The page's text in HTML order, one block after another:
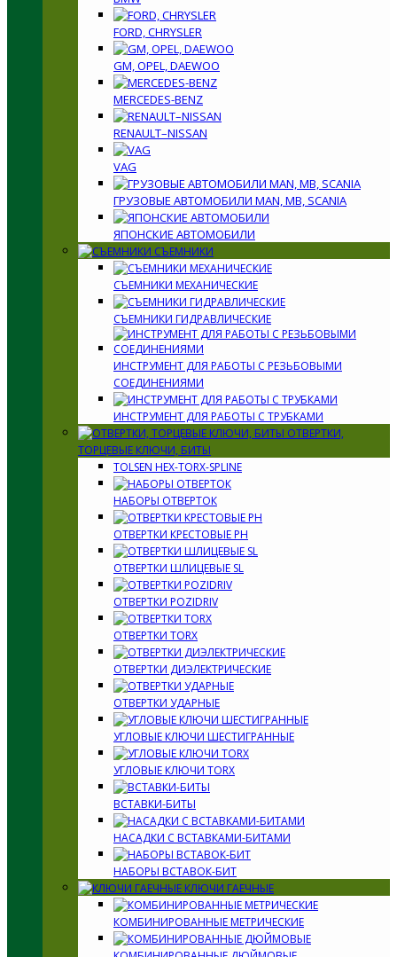
FORD, CHRYSLER
GM, OPEL, DAEWOO
MERCEDES-BENZ
RENAULT–NISSAN
VAG
ГРУЗОВЫЕ АВТОМОБИЛИ MAN, MB, SCANIA
ЯПОНСКИЕ АВТОМОБИЛИ
СЪЕМНИКИ
СЪЕМНИКИ МЕХАНИЧЕСКИЕ
СЪЕМНИКИ ГИДРАВЛИЧЕСКИЕ
ИНСТРУМЕНТ ДЛЯ РАБОТЫ С РЕЗЬБОВЫМИ
СОЕДИНЕНИЯМИ
ИНСТРУМЕНТ ДЛЯ РАБОТЫ С ТРУБКАМИ
ОТВЕРТКИ,
ТОРЦЕВЫЕ КЛЮЧИ, БИТЫ
TOLSEN HEX-TORX-SPLINE
НАБОРЫ ОТВЕРТОК
ОТВЕРТКИ КРЕСТОВЫЕ PH
ОТВЕРТКИ ШЛИЦЕВЫЕ SL
ОТВЕРТКИ POZIDRIV
ОТВЕРТКИ TORX
ОТВЕРТКИ ДИЭЛЕКТРИЧЕСКИЕ
ОТВЕРТКИ УДАРНЫЕ
УГЛОВЫЕ КЛЮЧИ ШЕСТИГРАННЫЕ
УГЛОВЫЕ КЛЮЧИ TORX
ВСТАВКИ-БИТЫ
НАСАДКИ С ВСТАВКАМИ-БИТАМИ
НАБОРЫ ВСТАВОК-БИТ
КЛЮЧИ ГАЕЧНЫЕ
КОМБИНИРОВАННЫЕ МЕТРИЧЕСКИЕ